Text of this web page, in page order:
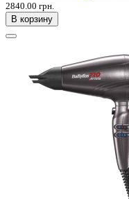
2840.00 грн.
В корзину